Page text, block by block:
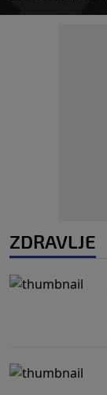
ZDRAVLJE